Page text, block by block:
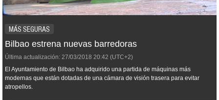
MÁS SEGURAS
Bilbao estrena nuevas barredoras
Última actualización: 27/03/2018 20:42 (UTC+2)
El Ayuntamiento de Bilbao ha adquirido una partida de máquinas más
modernas que están dotadas de una cámara de visión trasera para evitar
atropellos.